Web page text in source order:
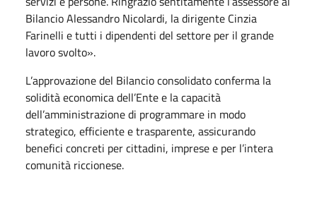
Bilancio Alessandro Nicolardi, la dirigente Cinzia
Farinelli e tutti i dipendenti del settore per il grande
lavoro svolto».
L’approvazione del Bilancio consolidato conferma la
solidità economica dell’Ente e la capacità
dell’amministrazione di programmare in modo
strategico, efficiente e trasparente, assicurando
benefici concreti per cittadini, imprese e per l’intera
comunità riccionese.